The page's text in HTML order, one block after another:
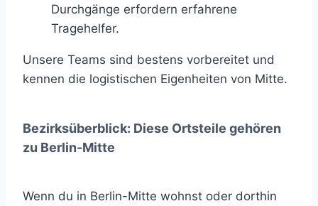
Durchgänge erfordern erfahrene
Tragehelfer.
Unsere Teams sind bestens vorbereitet und
kennen die logistischen Eigenheiten von Mitte.
Bezirksüberblick: Diese Ortsteile gehören
zu Berlin-Mitte
Wenn du in Berlin-Mitte wohnst oder dorthin